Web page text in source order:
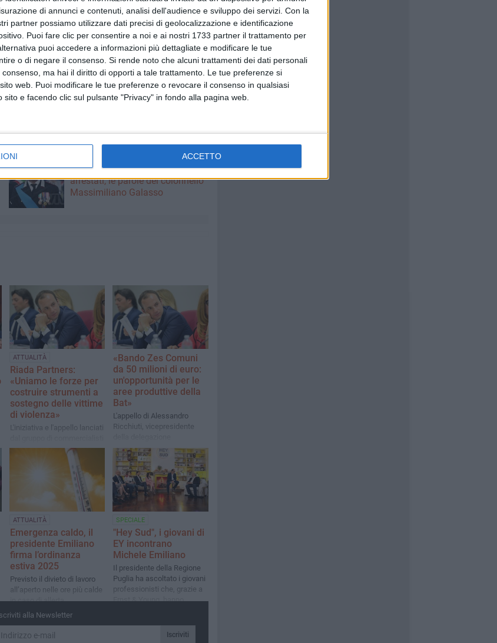
di annunci e contenuti, analisi dell'audience e sviluppo dei servizi. Con la
partner possiamo utilizzare dati precisi di geolocalizzazione e identificazione
Puoi fare clic per consentire a noi e ai nostri 1733 partner il trattamento per
puoi accedere a informazioni più dettagliate e modificare le tue
o di negare il consenso. Si rende noto che alcuni trattamenti dei dati personali
ma hai il diritto di opporti a tale trattamento. Le tue preferenze si
web. Puoi modificare le tue preferenze o revocare il consenso in qualsiasi
e facendo clic sul pulsante "Privacy" in fondo alla pagina web.
ACCETTO
Srl - Gruppo Cannillo), Antonio Decaro (Sindaco
Dai Optical Industries), Antonio De Luce
Università Lum), Mariarita Costanza
unico Sanità Più).
consigliere della sezione Tic del consiglio
modererà la conversazione. L'evento è
il 30 aprile sul sitowww.forumriada.it.
Latitanti del clan Capriati
arrestati, le parole del colonnello
Massimiliano Galasso
ATTUALITÀ
Riada Partners:
«Uniamo le forze per
costruire strumenti a
sostegno delle vittime
di violenza»
L'iniziativa e l'appello lanciati
e avvocati dopo il caso di
Patrizia Lamanuzzi
«Bando Zes Comuni
da 50 milioni di euro:
un'opportunità per le
aree produttive della
Bat»
L'appello di Alessandro
Ricchiuti, vicepresidente
Confindustria Bari-Bat, alle
amministrazioni comunali
ATTUALITÀ
Emergenza caldo, il
presidente Emiliano
firma l’ordinanza
estiva 2025
Previsto il divieto di lavoro
all’aperto nelle ore più calde
in caso di allerta
SPECIALE
"Hey Sud", i giovani di
EY incontrano
Michele Emiliano
Il presidente della Regione
Puglia ha ascoltato i giovani
professionisti che, grazie a
Ernst & Young, hanno
alla Newsletter
Iscriviti